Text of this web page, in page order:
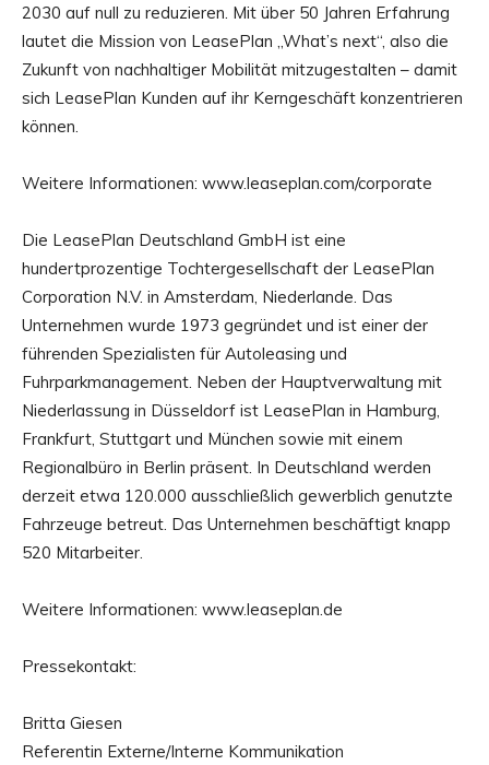
2030 auf null zu reduzieren. Mit über 50 Jahren Erfahrung
lautet die Mission von LeasePlan „What’s next“, also die
Zukunft von nachhaltiger Mobilität mitzugestalten – damit
sich LeasePlan Kunden auf ihr Kerngeschäft konzentrieren
können.
Weitere Informationen: www.leaseplan.com/corporate
Die LeasePlan Deutschland GmbH ist eine
hundertprozentige Tochtergesellschaft der LeasePlan
Corporation N.V. in Amsterdam, Niederlande. Das
Unternehmen wurde 1973 gegründet und ist einer der
führenden Spezialisten für Autoleasing und
Fuhrparkmanagement. Neben der Hauptverwaltung mit
Niederlassung in Düsseldorf ist LeasePlan in Hamburg,
Frankfurt, Stuttgart und München sowie mit einem
Regionalbüro in Berlin präsent. In Deutschland werden
derzeit etwa 120.000 ausschließlich gewerblich genutzte
Fahrzeuge betreut. Das Unternehmen beschäftigt knapp
520 Mitarbeiter.
Weitere Informationen: www.leaseplan.de
Pressekontakt:
Britta Giesen
Referentin Externe/Interne Kommunikation